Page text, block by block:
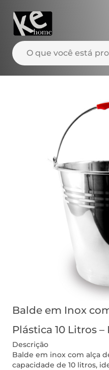
Balde em Inox
Plástica 10 Litros –
Descrição
Balde em inox com alça
capacidade de 10 litros,